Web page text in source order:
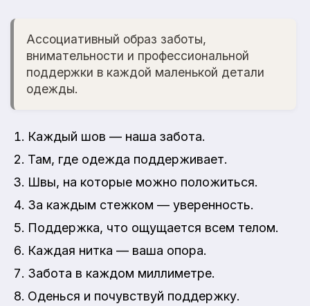
Ассоциативный образ заботы,
внимательности и профессиональной
поддержки в каждой маленькой детали
одежды.
Каждый шов — наша забота.
Там, где одежда поддерживает.
Швы, на которые можно положиться.
За каждым стежком — уверенность.
Поддержка, что ощущается всем телом.
Каждая нитка — ваша опора.
Забота в каждом миллиметре.
Оденься и почувствуй поддержку.